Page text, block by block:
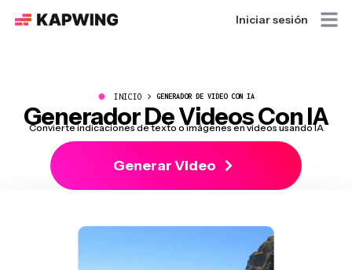
Iniciar sesión
● INICIO GENERADOR DE VIDEO CON IA
Generador De Videos Con IA
Convierte indicaciones de texto o imágenes en videos usando IA
Generar Video